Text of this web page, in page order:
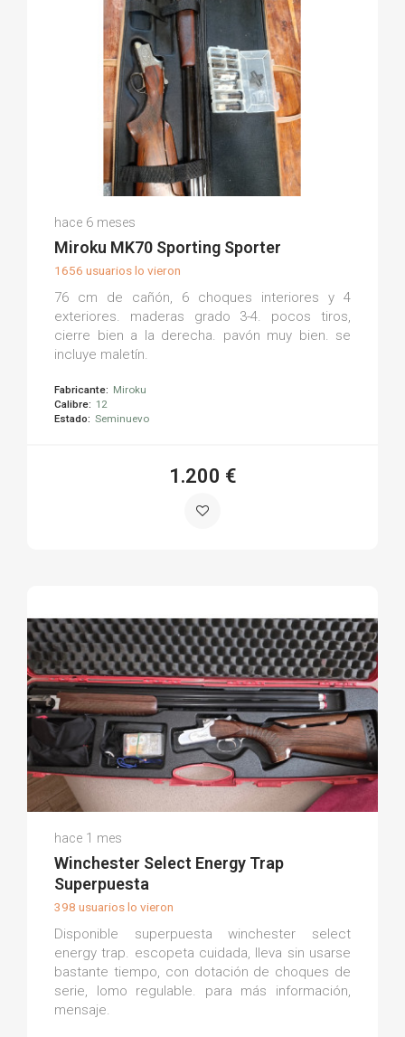
(0)
hace 6 meses
Miroku MK70 Sporting Sporter
1656 usuarios lo vieron
76 cm de cañón, 6 choques interiores y 4
exteriores. maderas grado 3-4. pocos tiros,
cierre bien a la derecha. pavón muy bien. se
incluye maletín.
Fabricante: Miroku
Calibre: 12
Estado: Seminuevo
1.200 €
(0)
hace 1 mes
Winchester Select Energy Trap
Superpuesta
398 usuarios lo vieron
Disponible superpuesta winchester select
energy trap. escopeta cuidada, lleva sin usarse
bastante tiempo, con dotación de choques de
serie, lomo regulable. para más información,
mensaje.